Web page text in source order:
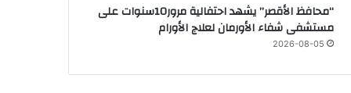
“محافظ الأقصر” يشهد احتفالية مرور10سنوات على
مستشفى شفاء الأورمان لعلاج الأورام
2026-08-05